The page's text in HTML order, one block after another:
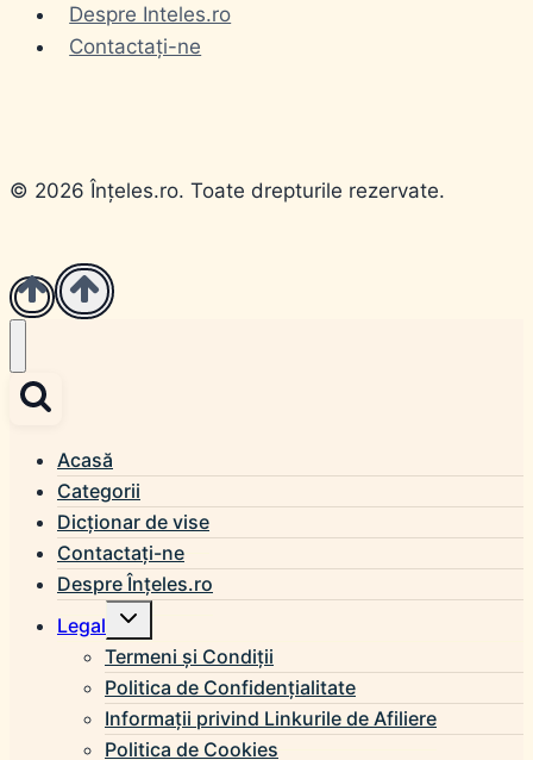
Despre Inteles.ro
Contactați-ne
© 2026 Înțeles.ro. Toate drepturile rezervate.
Acasă
Categorii
Dicționar de vise
Contactați-ne
Despre Înțeles.ro
Legal
Toggle
child
menu
Termeni și Condiții
Politica de Confidențialitate
Informații privind Linkurile de Afiliere
Politica de Cookies